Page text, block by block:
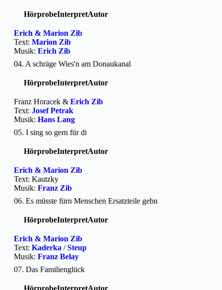
HörprobeInterpretAutor
Erich & Marion Zib
Text: Marion Zib
Musik: Erich Zib
04. A schräge Wies'n am Donaukanal
HörprobeInterpretAutor
Franz Horacek & Erich Zib
Text: Josef Petrak
Musik: Hans Lang
05. I sing so gern für di
HörprobeInterpretAutor
Erich & Marion Zib
Text: Kautzky
Musik: Franz Zib
06. Es müsste fürn Menschen Ersatzteile gebn
HörprobeInterpretAutor
Erich & Marion Zib
Text: Kaderka /Steup
Musik: Franz Belay
07. Das Familienglück
HörprobeInterpretAutor